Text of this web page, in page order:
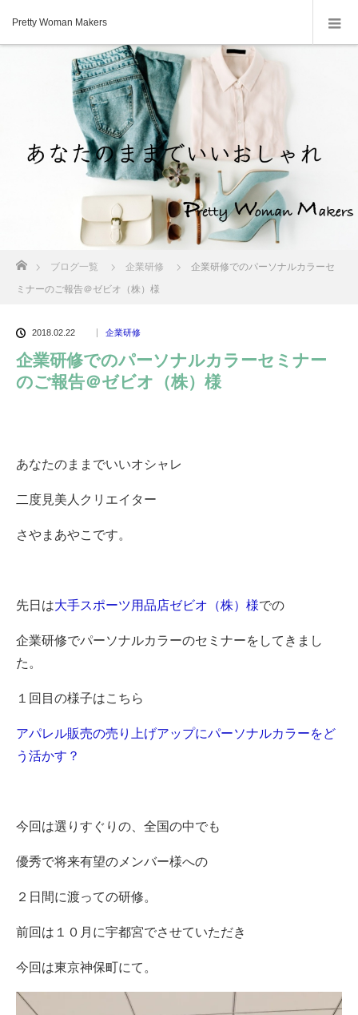
Pretty Woman Makers
ブログ一覧 企業研修
企業研修でのパーソナルカラーセ
ミナーのご報告＠ゼビオ（株）様
2018.02.22 企業研修
企業研修でのパーソナルカラーセミナー
のご報告＠ゼビオ（株）様
あなたのままでいいオシャレ
二度見美人クリエイター
さやまあやこです。
先日は大手スポーツ用品店ゼビオ（株）様での
企業研修でパーソナルカラーのセミナーをしてきまし
た。
１回目の様子はこちら
アパレル販売の売り上げアップにパーソナルカラーをど
う活かす？
今回は選りすぐりの、全国の中でも
優秀で将来有望のメンバー様への
２日間に渡っての研修。
前回は１０月に宇都宮でさせていただき
今回は東京神保町にて。